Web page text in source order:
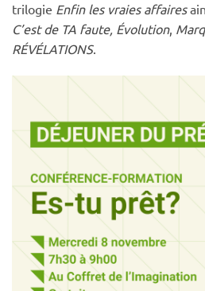
trilogie Enfin les vraies affaires
C’est de TA faute, Évolution,
RÉVÉLATIONS.